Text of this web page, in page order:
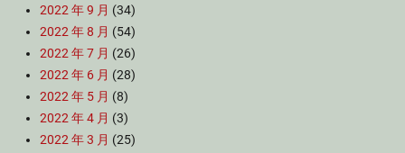
2022 年 9 月 (34)
2022 年 8 月 (54)
2022 年 7 月 (26)
2022 年 6 月 (28)
2022 年 5 月 (8)
2022 年 4 月 (3)
2022 年 3 月 (25)